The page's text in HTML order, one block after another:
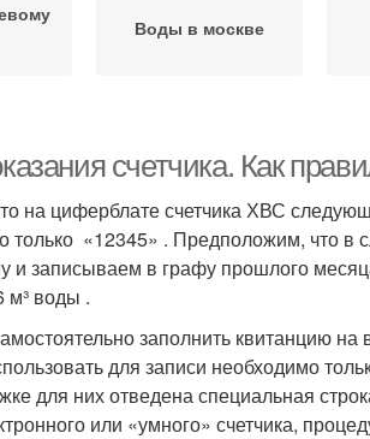
Воды в москве
счетчика. Как
на циферблате счетчика ХВС
только «12345» . Предположим, что
и записываем в графу прошлого
м³ воды .
заполнить квитанцию
для записи необходимо
для них отведена специальная
или «умного» счетчика,